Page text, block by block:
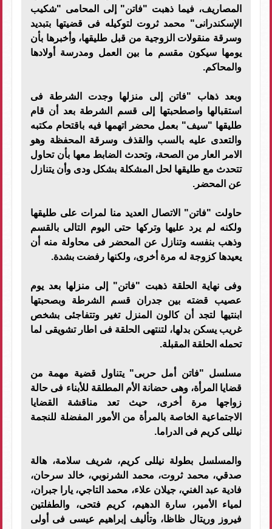
المصاريف، فيما ذهبت "فاتن" إلى المحامى "شكيب
الإسكندرانى" محمد ثروت لتوكيله فى قضيتها بتبديد
وسرقة منقولات الزوجية من قبل طليقها، وأخبرها بأن
يومها سيكون مقسم ما بين العمل ومدرسة أولادها
والمحاكم.
وبعد ذهاب "فاتن إلى منزلها وجدت الشرطة فى
استقبالها واصطحبتها إلى قسم الشرطة بعد أن قام
طليقها "سيف" بعمل محضر اتهمها فيه باقتحام مكتبه
والتعدى عليه بالسب والقذف وسرقة المحفظة وهو
الامر العار من الصحة، وتحدث الضابط معها بأن تحاول
تتحدث مع طليقها لحل المشكلة بشكل ودى وأن يتنازل
عن المحضر.
حاولت "فاتن" الاتصال العديد منا لمرات على طليقها
ولكنه لم يرد عليها وتركها حتى اليوم التالى بالقسم
وذهب بنفسه وتنازل عن المحضر فى محاولة منه أن
يعيدها كزوجة له مرة أخرى، ولكنها رفضت بشدة.
وفى نهاية الحلقة ذهبت "فاتن" إلى منزلها بعد يوم
عصيب قضته بين جدران قسم الشرطة وبصحبتها
ابنتيها لتجد أن كالون المنزل تغير وتتفاجئى بشخص
غريب يسكن بدلها، لتنتهى الحلقة فى اطار تشويقى لما
تحمله الحلقة المقبلة.
مسلسل "فاتن أمل حربى" يتناول قضية مهمة من
قضايا المرأة، وهى حضانة الأم المطلقة للأبناء فى حالة
زواجها مرة أخرى، حيث تعد مناقشة القضايا
الاجتماعية الخاصة بالمرأة من الأمور المفضلة للنجمة
نيللى كريم فى الدراما.
والمسلسل بطولة نيللى كريم، شريف سلامة، هالة
صدقي، محمد ثروت، محمد الشرنوبي، خالد سرحان،
فادية عبد الغني، جيلان علاء، محمد التاجي، يارا جبران،
لمياء الأمير، سارة الدهيم، كريم فتحى، والطفلتين
فيروز وريتال ظاظا، وتأليف إبراهيم عيسى فى أولى